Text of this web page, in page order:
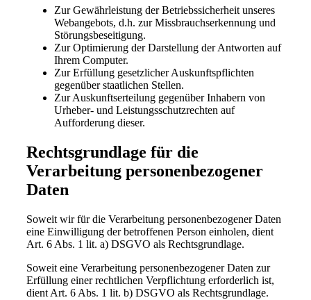
Zur Gewährleistung der Betriebssicherheit unseres
Webangebots, d.h. zur Missbrauchserkennung und
Störungsbeseitigung.
Zur Optimierung der Darstellung der Antworten auf
Ihrem Computer.
Zur Erfüllung gesetzlicher Auskunftspflichten
gegenüber staatlichen Stellen.
Zur Auskunftserteilung gegenüber Inhabern von
Urheber- und Leistungsschutzrechten auf
Aufforderung dieser.
Rechtsgrundlage für die
Verarbeitung personenbezogener
Daten
Soweit wir für die Verarbeitung personenbezogener Daten
eine Einwilligung der betroffenen Person einholen, dient
Art. 6 Abs. 1 lit. a) DSGVO als Rechtsgrundlage.
Soweit eine Verarbeitung personenbezogener Daten zur
Erfüllung einer rechtlichen Verpflichtung erforderlich ist,
dient Art. 6 Abs. 1 lit. b) DSGVO als Rechtsgrundlage.